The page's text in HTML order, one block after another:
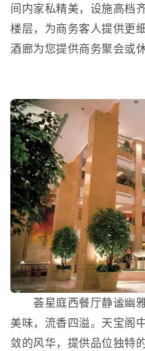
间内家私精美，设施高档
楼层，为商务客人提供更
酒廊为您提供商务聚会或
荟星庭西餐厅静谧幽雅
美味，流香四溢。天宝阁
敛的风华，提供品位独特